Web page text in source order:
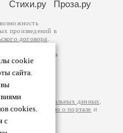
cookie
сайта.
вы
cookies.
с
Стихи.ру Проза.ру
произведений в
договора
авторам
возможна
вы можете
за
на
персональных данных
информацию о портале и